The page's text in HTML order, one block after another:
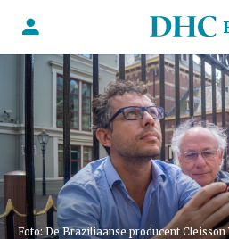
Foto: De Braziliaanse producent